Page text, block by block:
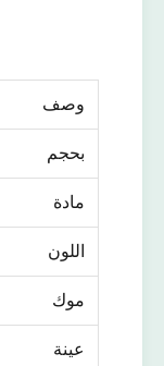
وصف
بحجم
مادة
اللون
موك
عينة